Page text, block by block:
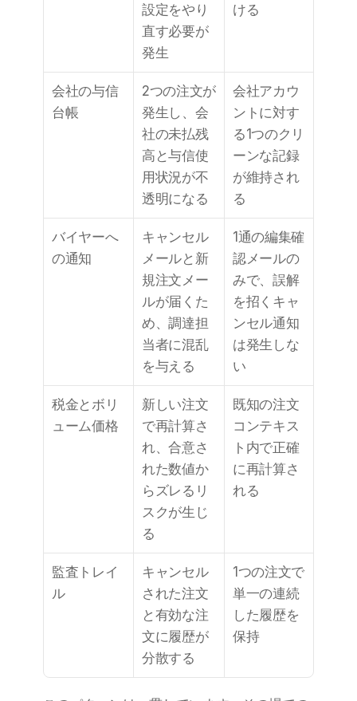
設定をやり
直す必要が
発生
ける
会社の与信
台帳
2つの注文が
発生し、会
社の未払残
高と与信使
用状況が不
透明になる
会社アカウ
ントに対す
る1つのクリ
ーンな記録
が維持され
る
バイヤーへ
の通知
キャンセル
メールと新
規注文メー
ルが届くた
め、調達担
当者に混乱
を与える
1通の編集確
認メールの
みで、誤解
を招くキャ
ンセル通知
は発生しな
い
税金とボリ
ューム価格
新しい注文
で再計算さ
れ、合意さ
れた数値か
らズレるリ
スクが生じ
る
既知の注文
コンテキス
ト内で正確
に再計算さ
れる
監査トレイ
ル
キャンセル
された注文
と有効な注
文に履歴が
分散する
1つの注文で
単一の連続
した履歴を
保持